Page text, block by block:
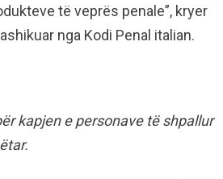
të veprës penale”, kryer
nga Kodi Penal italian.
kapjen e personave të shpallur